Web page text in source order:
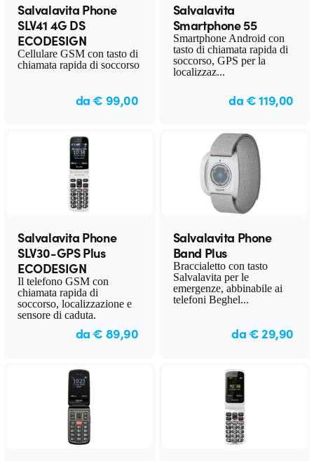
Salvalavita Phone
SLV41 4G DS
ECODESIGN
Cellulare GSM con tasto di
chiamata rapida di soccorso
da € 99,00
Salvalavita
Smartphone 55
Smartphone Android con
tasto di chiamata rapida di
soccorso, GPS per la
localizzaz...
da € 119,00
Salvalavita Phone
SLV30-GPS Plus
ECODESIGN
Il telefono GSM con
chiamata rapida di
soccorso, localizzazione e
sensore di caduta.
da € 89,90
Salvalavita Phone
Band Plus
Braccialetto con tasto
Salvalavita per le
emergenze, abbinabile ai
telefoni Beghel...
da € 29,90